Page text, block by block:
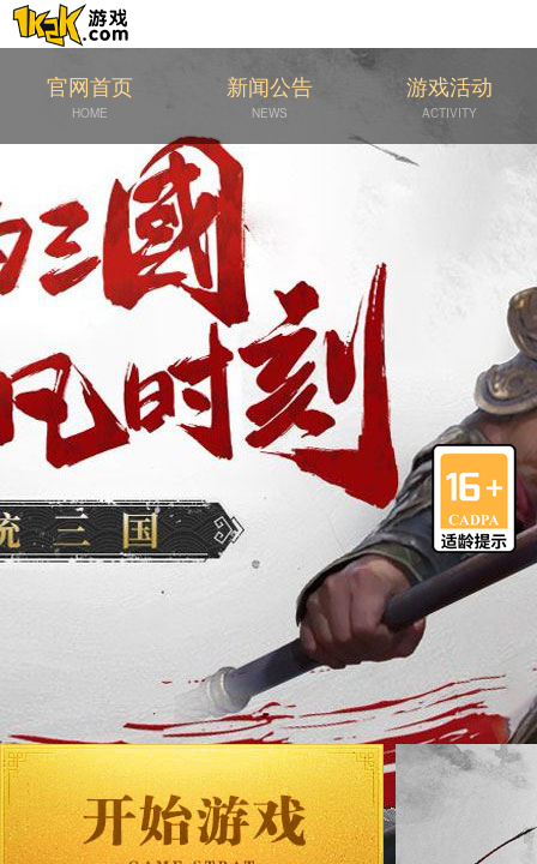
官网首页
HOME
新闻公告
NEWS
游戏活动
ACTIVITY